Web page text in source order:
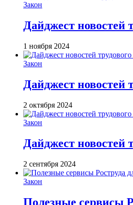
Закон
Дайджест новостей
1 ноября 2024
Закон
Дайджест новостей
2 октября 2024
Закон
Дайджест новостей
2 сентября 2024
Закон
Полезные сервисы